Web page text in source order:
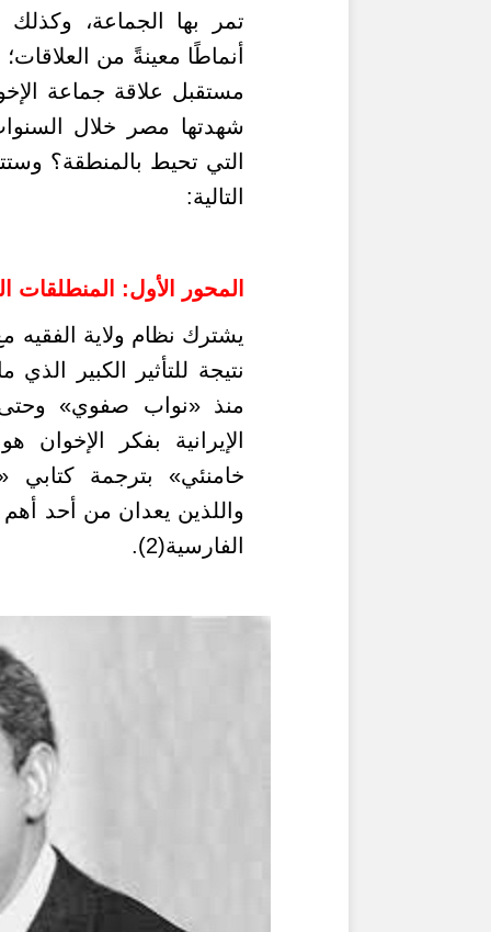
تمر بها الجماعة، وكذلك
أنماطًا معينةً من
مستقبل علاقة جماعة
شهدتها مصر خلال
التي تحيط بالمنطقة؟
التالية:
المحور الأول: المنطلقات
يشترك نظام ولاية الفقيه
نتيجة للتأثير الكبير
منذ «نواب صفوي» وحتى
الإيرانية بفكر
خامنئي» بترجمة كتابي
واللذين يعدان من أحد
الفارسية(2).